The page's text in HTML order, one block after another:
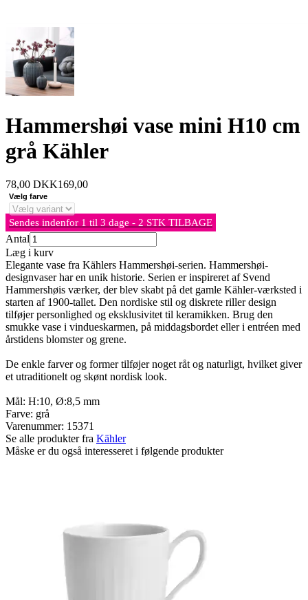
Hammershøi vase mini H10 cm
grå Kähler
78,00 DKK169,00
Vælg farve
Sendes indenfor 1 til 3 dage - 2 STK TILBAGE
Antal
Læg i kurv
Elegante vase fra Kählers Hammershøi-serien. Hammershøi-
designvaser har en unik historie. Serien er inspireret af Svend
Hammershøis værker, der blev skabt på det gamle Kähler-værksted i
starten af 1900-tallet. Den nordiske stil og diskrete riller design
tilføjer personlighed og eksklusivitet til keramikken. Brug den
smukke vase i vindueskarmen, på middagsbordet eller i entréen med
årstidens blomster og grene.
De enkle farver og former tilføjer noget råt og naturligt, hvilket giver
et utraditionelt og skønt nordisk look.
Mål: H:10, Ø:8,5 mm
Farve: grå
Varenummer: 15371
Se alle produkter fra Kähler
Måske er du også interesseret i følgende produkter